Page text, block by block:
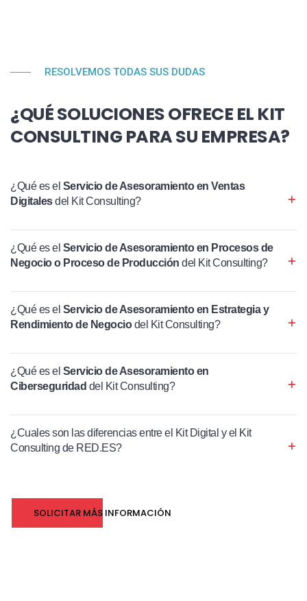
RESOLVEMOS TODAS SUS DUDAS
¿QUÉ SOLUCIONES OFRECE EL KIT
CONSULTING PARA SU EMPRESA?
¿Qué es el Servicio de Asesoramiento en Ventas
Digitalesdel Kit Consulting?
¿Qué es el Servicio de Asesoramiento en Procesos de
Negocio o Proceso de Producción del Kit Consulting?
¿Qué es el Servicio de Asesoramiento en Estrategia y
Rendimiento de Negociodel Kit Consulting?
¿Qué es el Servicio de Asesoramiento en
Ciberseguridad del Kit Consulting?
¿Cuales son las diferencias entre el Kit Digital y el Kit
Consulting de RED.ES?
SOLICITAR MÁS INFORMACIÓN